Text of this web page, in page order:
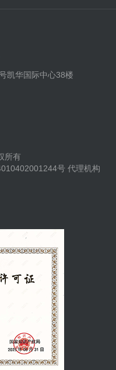
凯华国际中心38楼
所有
号 代理机构